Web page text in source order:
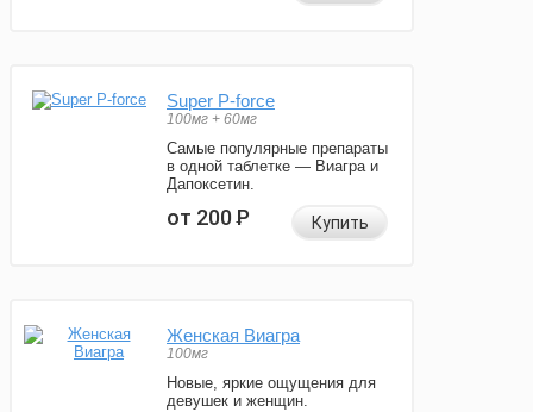
Super P-force
100мг + 60мг
Самые популярные препараты
в одной таблетке — Виагра и
Дапоксетин.
от 200Р Купить
Женская Виагра
100мг
Новые, яркие ощущения для
девушек и женщин.